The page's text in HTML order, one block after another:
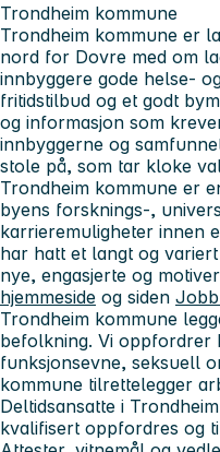
Trondheim kommune
Trondheim kommune er
nord for Dovre med om
innbyggere gode helse-
fritidstilbud og et godt
og informasjon som
innbyggerne og
stole på, som tar kloke
Trondheim kommune er
byens forsknings-,
karrieremuligheter innen
har hatt et langt og
nye, engasjerte og
hjemmeside og siden
Trondheim kommune
befolkning. Vi oppfordrer
funksjonsevne, seksuell
kommune tilrettelegger
Deltidsansatte i
kvalifisert oppfordres og